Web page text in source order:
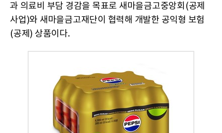
과 의료비 부담 경감을 목표로 새마을금고중앙회(공제
사업)와 새마을금고재단이 협력해 개발한 공익형 보험
(공제) 상품이다.